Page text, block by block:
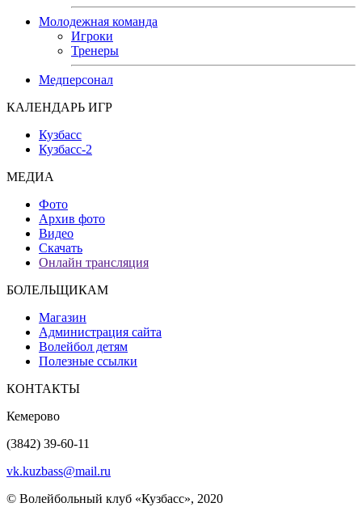
Молодежная команда
Игроки
Тренеры
Медперсонал
КАЛЕНДАРЬ ИГР
Кузбасс
Кузбасс-2
МЕДИА
Фото
Архив фото
Видео
Скачать
Онлайн трансляция
БОЛЕЛЬЩИКАМ
Магазин
Администрация сайта
Волейбол детям
Полезные ссылки
КОНТАКТЫ
Кемерово
(3842) 39-60-11
vk.kuzbass@mail.ru
© Волейбольный клуб «Кузбасс», 2020